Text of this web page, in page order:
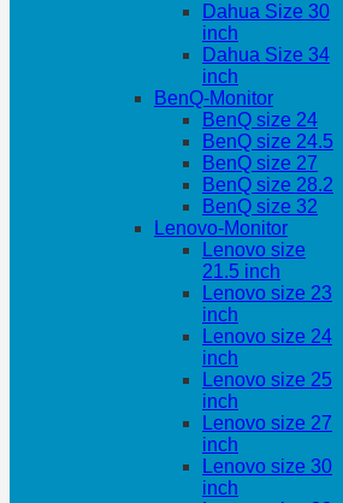
Dahua Size 30
inch
Dahua Size 34
inch
BenQ-Monitor
BenQ size 24
BenQ size 24.5
BenQ size 27
BenQ size 28.2
BenQ size 32
Lenovo-Monitor
Lenovo size
21.5 inch
Lenovo size 23
inch
Lenovo size 24
inch
Lenovo size 25
inch
Lenovo size 27
inch
Lenovo size 30
inch